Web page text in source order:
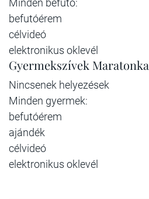
Minden befutó:
befutóérem
célvideó
elektronikus oklevél
Gyermekszívek Maratonka
Nincsenek helyezések
Minden gyermek:
befutóérem
ajándék
célvideó
elektronikus oklevél